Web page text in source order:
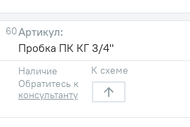
60
Пробка ПК КГ 3/4"
Наличие
Обратитесь к
консультанту
К схеме